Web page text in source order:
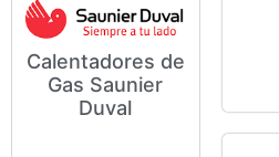
Calentadores de
Gas Saunier
Duval
Modelos y Precios de
Calentadores de Gas Saunier